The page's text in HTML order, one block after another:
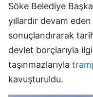
Söke Belediye
yıllardır devam eden
sonuçlandırarak
devlet borçlarıyla
taşınmazlarıyla
kavuşturuldu.